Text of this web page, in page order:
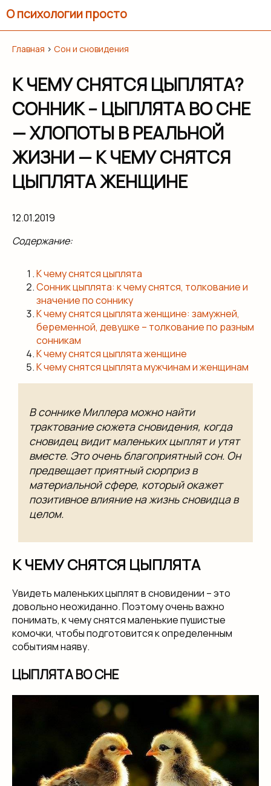
О психологии просто
Главная › Сон и сновидения
К ЧЕМУ СНЯТСЯ ЦЫПЛЯТА?
СОННИК – ЦЫПЛЯТА ВО СНЕ
— ХЛОПОТЫ В РЕАЛЬНОЙ
ЖИЗНИ — К ЧЕМУ СНЯТСЯ
ЦЫПЛЯТА ЖЕНЩИНЕ
12.01.2019
Содержание:
К чему снятся цыплята
Сонник цыплята: к чему снятся, толкование и
значение по соннику
К чему снятся цыплята женщине: замужней,
беременной, девушке – толкование по разным
сонникам
К чему снятся цыплята женщине
К чему снятся цыплята мужчинам и женщинам
В соннике Миллера можно найти
трактование сюжета сновидения, когда
сновидец видит маленьких цыплят и утят
вместе. Это очень благоприятный сон. Он
предвещает приятный сюрприз в
материальной сфере, который окажет
позитивное влияние на жизнь сновидца в
целом.
К ЧЕМУ СНЯТСЯ ЦЫПЛЯТА
Увидеть маленьких цыплят в сновидении – это
довольно неожиданно. Поэтому очень важно
понимать, к чему снятся маленькие пушистые
комочки, чтобы подготовится к определенным
событиям наяву.
ЦЫПЛЯТА ВО СНЕ